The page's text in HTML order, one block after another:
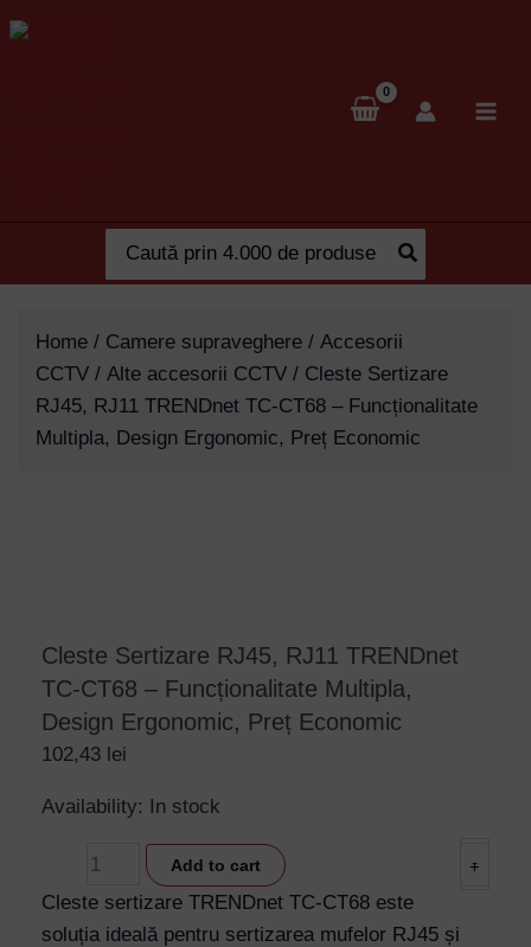
Skip
to
for:
Home / Camere supraveghere / Accesorii
CCTV / Alte accesorii CCTV / Cleste Sertizare
RJ45, RJ11 TRENDnet TC-CT68 – Funcționalitate
Multipla, Design Ergonomic, Preț Economic
Cleste Sertizare RJ45, RJ11 TRENDnet
TC-CT68 – Funcționalitate Multipla,
Design Ergonomic, Preț Economic
102,43 lei
Availability: In stock
-
Cleste
RJ45,
RJ11
TRENDnet
+
Add to cart
Cleste sertizare TRENDnet TC-CT68 este
soluția ideală pentru sertizarea mufelor RJ45 și